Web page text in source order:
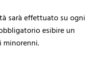
sarà effettuato su ogni
esibire un